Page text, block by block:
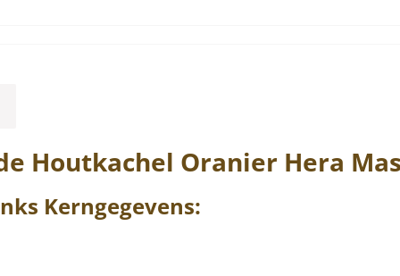
Houtkachel Oranier Hera
Kerngegevens: